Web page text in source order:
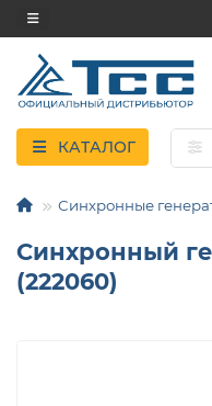
КАТАЛОГ
Синхронные
Синхронный
(222060)